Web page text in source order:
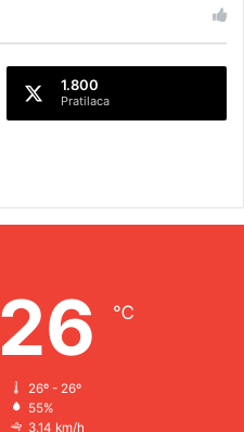
1.800
Pratilaca
26 ℃
26º - 26º
55%
3.14 km/h